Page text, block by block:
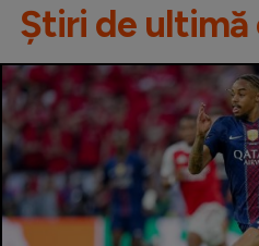
Știri de ultimă